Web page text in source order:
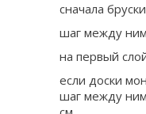
сначала
шаг между
на первый
если доски
шаг между